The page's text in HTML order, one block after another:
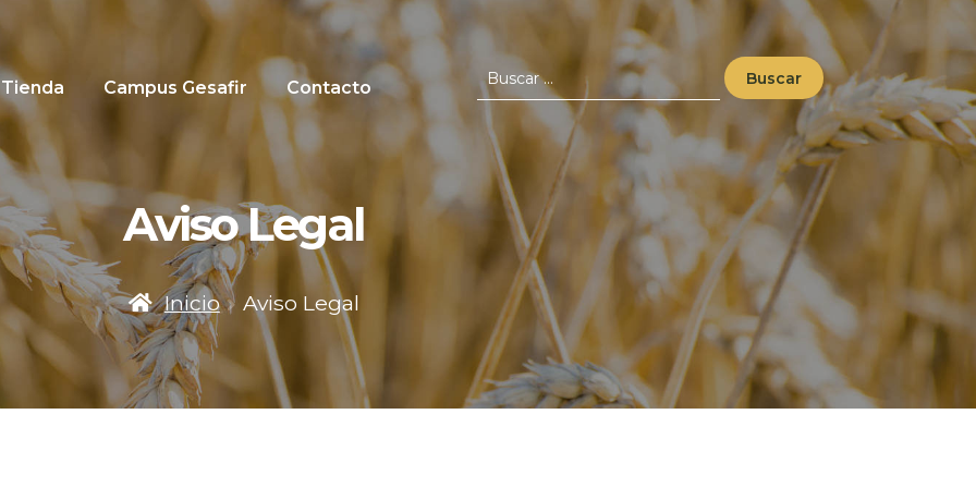
Tienda Campus Gesafir Contacto
Buscar:
Aviso Legal
Inicio Aviso Legal